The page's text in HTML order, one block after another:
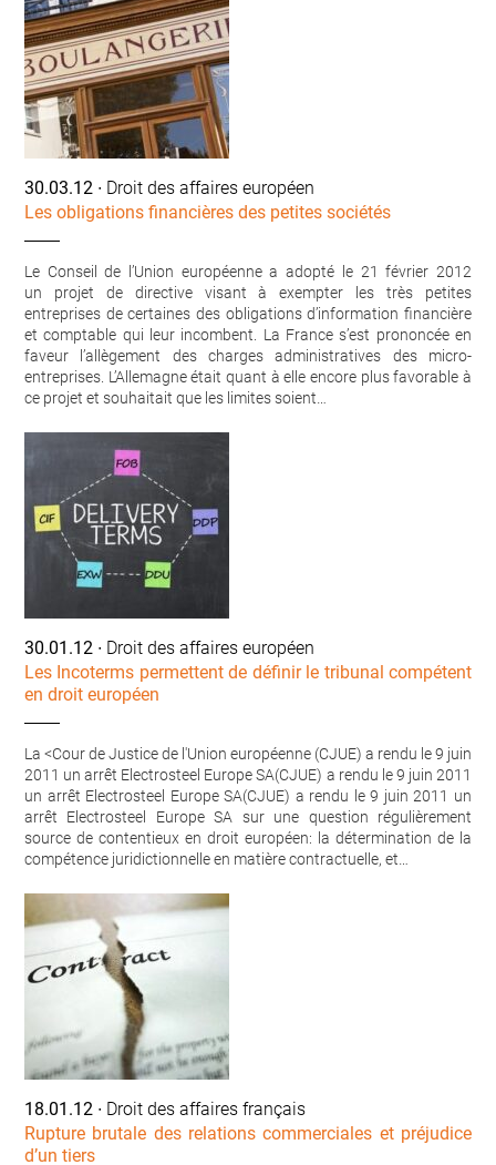
30.03.12 ∙ Droit des affaires européen
Les obligations financières des petites sociétés
Le Conseil de l’Union européenne a adopté le 21 février 2012
un projet de directive visant à exempter les très petites
entreprises de certaines des obligations d’information financière
et comptable qui leur incombent. La France s’est prononcée en
faveur l’allègement des charges administratives des micro-
entreprises. L’Allemagne était quant à elle encore plus favorable à
ce projet et souhaitait que les limites soient…
30.01.12 ∙ Droit des affaires européen
Les Incoterms permettent de définir le tribunal compétent
en droit européen
La <Cour de Justice de l'Union européenne (CJUE) a rendu le 9 juin
2011 un arrêt Electrosteel Europe SA(CJUE) a rendu le 9 juin 2011
un arrêt Electrosteel Europe SA(CJUE) a rendu le 9 juin 2011 un
arrêt Electrosteel Europe SA sur une question régulièrement
source de contentieux en droit européen: la détermination de la
compétence juridictionnelle en matière contractuelle, et…
18.01.12 ∙ Droit des affaires français
Rupture brutale des relations commerciales et préjudice
d’un tiers